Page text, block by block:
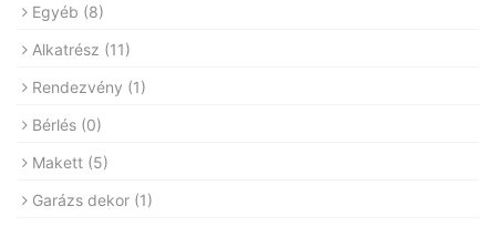
Egyéb (8)
Alkatrész (11)
Rendezvény (1)
Bérlés (0)
Makett (5)
Garázs dekor (1)